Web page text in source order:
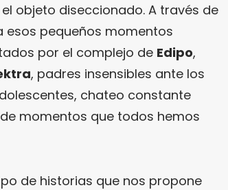
objeto diseccionado. A través de
esos pequeños momentos
por el complejo de Edipo,
, padres insensibles ante los
chateo constante
momentos que todos hemos
de historias que nos propone